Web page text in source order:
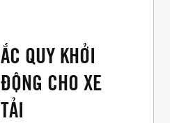
ẮC QUY KHỞI
ĐỘNG CHO XE
TẢI